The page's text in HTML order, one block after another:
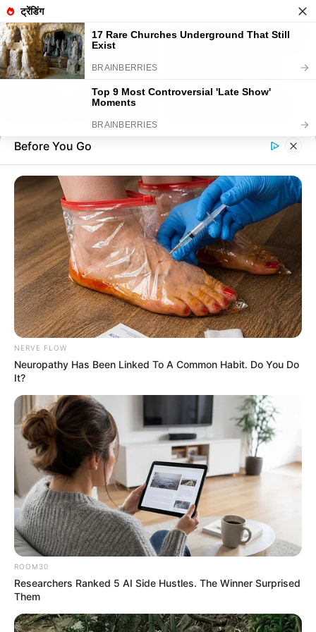
Skip
content
Menu
alls24.com
nokri job shayari in hindi: हंसते-हंसते नौकरी
की तलाश
February 3, 2025
Before You Go
NERVE FLOW
Neuropathy Has Been Linked To A Common Habit. Do You Do
It?
ROOM30
Researchers Ranked 5 AI Side Hustles. The Winner Surprised
Them